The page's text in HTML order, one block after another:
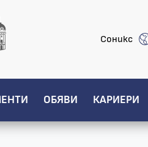
Соникс
ОБЯВИ КАРИЕРИ